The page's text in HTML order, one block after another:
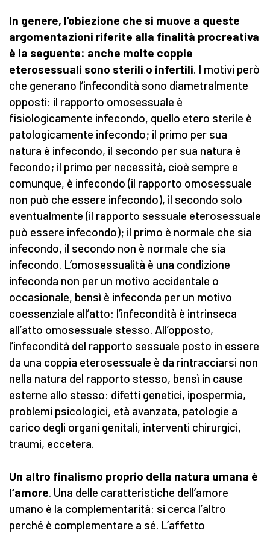
In genere, l’obiezione che si muove a queste
argomentazioni riferite alla finalità procreativa
è la seguente: anche molte coppie
eterosessuali sono sterili o infertili. I motivi però
che generano l’infecondità sono diametralmente
opposti: il rapporto omosessuale è
fisiologicamente infecondo, quello etero sterile è
patologicamente infecondo; il primo per sua
natura è infecondo, il secondo per sua natura è
fecondo; il primo per necessità, cioè sempre e
comunque, è infecondo (il rapporto omosessuale
non può che essere infecondo), il secondo solo
eventualmente (il rapporto sessuale eterosessuale
può essere infecondo); il primo è normale che sia
infecondo, il secondo non è normale che sia
infecondo. L’omosessualità è una condizione
infeconda non per un motivo accidentale o
occasionale, bensì è infeconda per un motivo
coessenziale all’atto: l’infecondità è intrinseca
all’atto omosessuale stesso. All’opposto,
l’infecondità del rapporto sessuale posto in essere
da una coppia eterosessuale è da rintracciarsi non
nella natura del rapporto stesso, bensì in cause
esterne allo stesso: difetti genetici, ipospermia,
problemi psicologici, età avanzata, patologie a
carico degli organi genitali, interventi chirurgici,
traumi, eccetera.
Un altro finalismo proprio della natura umana è
l’amore. Una delle caratteristiche dell’amore
umano è la complementarità: si cerca l’altro
perché è complementare a sé. L’affetto